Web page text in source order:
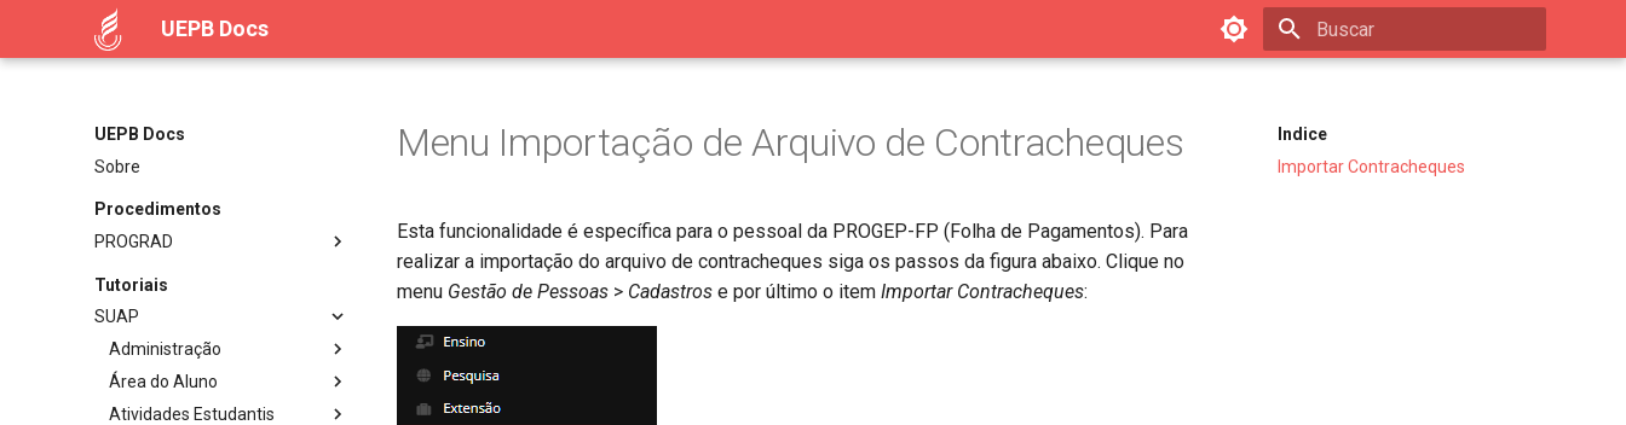
UEPB Docs
UEPB Docs
Sobre
Procedimentos
PROGRAD
Tutoriais
SUAP
Administração
Área do Aluno
Atividades Estudantis
Indice
Importar Contracheques
Menu Importação de Arquivo de Contracheques
Esta funcionalidade é específica para o pessoal da PROGEP-FP (Folha de Pagamentos). Para
realizar a importação do arquivo de contracheques siga os passos da figura abaixo. Clique no
menu Gestão de Pessoas > Cadastros e por último o item Importar Contracheques: